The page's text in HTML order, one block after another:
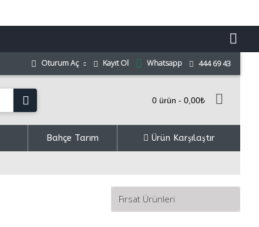
Oturum Aç Kayıt Ol Whatsapp 444 69 43
0 ürün - 0,00₺
Bahçe Tarım Ürün Karşılaştır
Fırsat Ürünleri